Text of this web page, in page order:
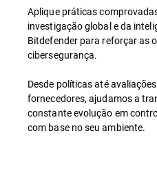
Aplique práticas
investigação global e da
Bitdefender para reforçar as
cibersegurança.
Desde políticas até
fornecedores, ajudamos a
constante evolução em
com base no seu ambiente.